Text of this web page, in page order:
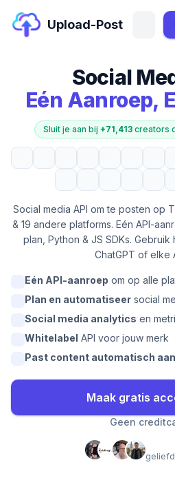
Upload-Post
Social
Eén Aanroep,
Sluit je aan bij +71,413creators
Social media API om te posten op
& 19 andere platforms. Eén API-
plan, Python & JS SDKs.
ChatGPT of elke
Eén API-aanroep om op alle
Plan en automatiseer social
Social media analytics en
Whitelabel API voor jouw merk
Past content automatisch aan
Maak gratis
Geen